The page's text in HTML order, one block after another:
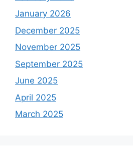
January 2026
December 2025
November 2025
September 2025
June 2025
April 2025
March 2025